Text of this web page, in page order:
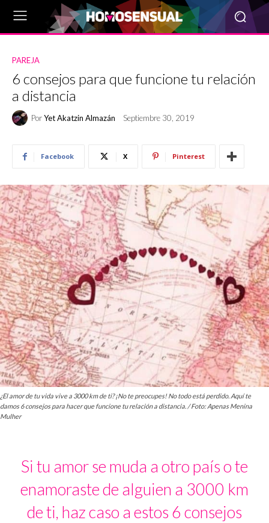
PAREJA
6 consejos para que funcione tu relación
a distancia
PorYet Akatzin Almazán Septiembre 30, 2019
Facebook X Pinterest
¿El amor de tu vida vive a 3000 km de ti? ¡No te preocupes! No todo está perdido. Aquí te
damos 6 consejos para hacer que funcione tu relación a distancia. / Foto: Apenas Menina
Mulher
Si tu amor se muda a otro país o te
enamoraste de alguien a 3000 km
de ti, haz caso a estos 6 consejos